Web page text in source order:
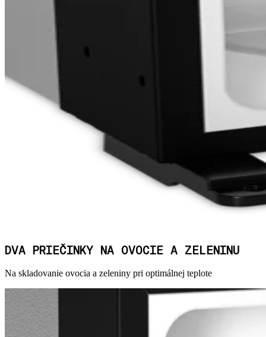
DVA PRIEČINKY NA OVOCIE A ZELENINU
Na skladovanie ovocia a zeleniny pri optimálnej teplote